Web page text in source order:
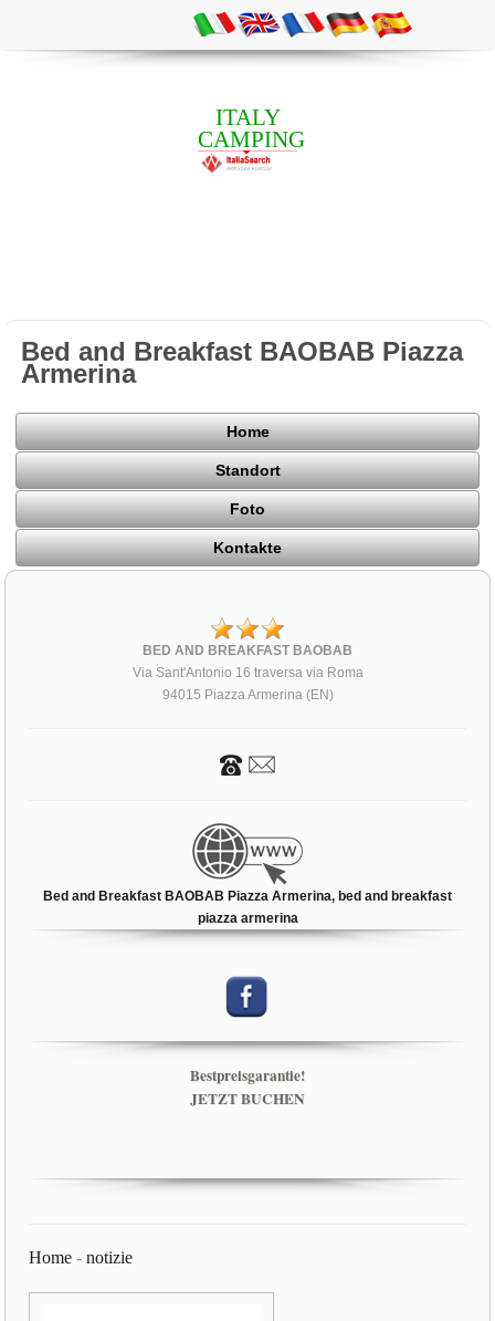
ITALY
CAMPING
Bed and Breakfast BAOBAB Piazza
Armerina
Home
Standort
Foto
Kontakte
BED AND BREAKFAST BAOBAB
Via Sant'Antonio 16 traversa via Roma
94015 Piazza Armerina (EN)
Bed and Breakfast BAOBAB Piazza Armerina, bed and breakfast
piazza armerina
Bestpreisgarantie!
JETZT BUCHEN
Home -notizie